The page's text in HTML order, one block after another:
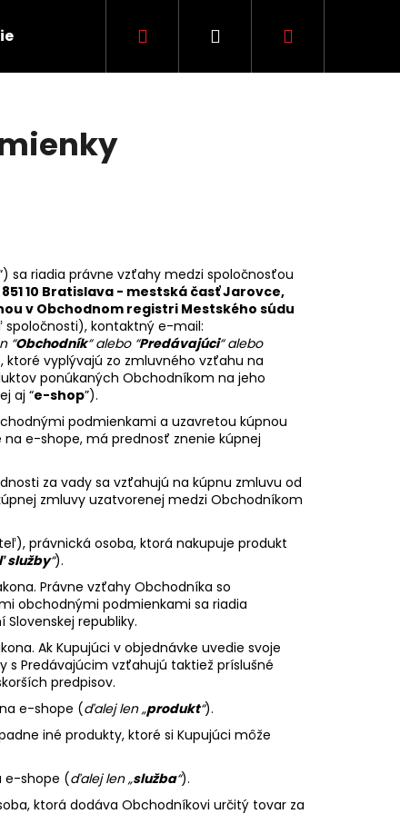
Zvýhodnené balíčky Darčekové
Hľadať Prihlásenie
sa riadia právne vzťahy medzi spoločnosťou
10 Bratislava - mestská časť Jarovce,
v Obchodnom registri Mestského súdu
kontaktný e-mail:
“Obchodník“ alebo “Predávajúci“ alebo
vyplývajú zo zmluvného vzťahu na
ponúkaných Obchodníkom na jeho
aj “e-shop”).
podmienkami a uzavretou kúpnou
e-shope, má prednosť znenie kúpnej
za vady sa vzťahujú na kúpnu zmluvu od
zmluvy uzatvorenej medzi Obchodníkom
právnická osoba, ktorá nakupuje produkt
služby“).
Právne vzťahy Obchodníka so
obchodnými podmienkami sa riadia
republiky.
Ak Kupujúci v objednávke uvedie svoje
s Predávajúcim vzťahujú taktiež príslušné
predpisov.
e-shope (ďalej len „produkt“).
iné produkty, ktoré si Kupujúci môže
e-shope (ďalej len „služba“).
ktorá dodáva Obchodníkovi určitý tovar za
Nasledujúce